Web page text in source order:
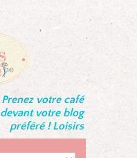
Prenez votre café
devant votre blog
préféré ! Loisirs